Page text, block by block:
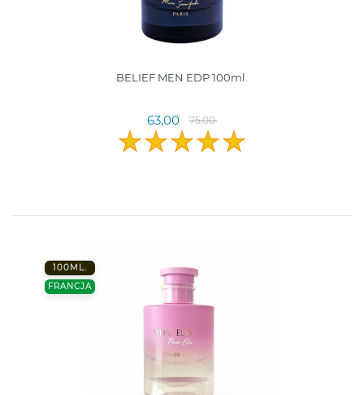
BELIEF MEN EDP 100ml.
63,00 75,00
100ML.
FRANCJA